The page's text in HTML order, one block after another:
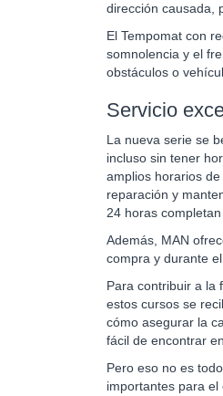
dirección causada,
El Tempomat con
somnolencia y el
obstáculos o
Servicio
La nueva serie se
incluso sin tener
amplios horarios
reparación y
24 horas
Además, MAN
compra y durante
Para contribuir a la
estos cursos se
cómo asegurar la
fácil de encontrar
Pero eso no es
importantes para